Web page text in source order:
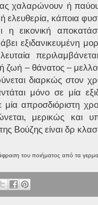
χαλαρώνουν ή
ελευθερία, κάποια
η εικονική
εξιδανικευμένη
ζωή – θάνατος –
διαρκώς στον
μόνο σε μία
απροσδιόριστη
μερικώς και
Βούζης είναι δρ
του ποιήματος από τα